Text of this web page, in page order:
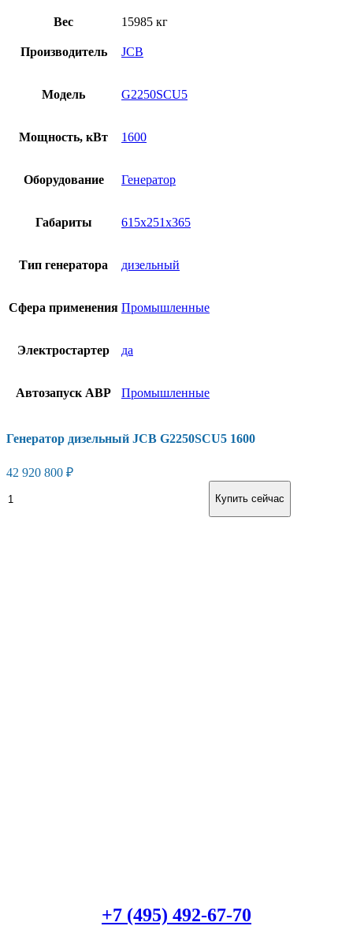
Вес 15985 кг
Производитель JCB
Модель G2250SCU5
Мощность, кВт 1600
Оборудование Генератор
Габариты 615х251х365
Тип генератора дизельный
Сфера применения Промышленные
Электростартер да
Автозапуск АВР Промышленные
Генератор дизельный JCB G2250SCU5 1600
42 920 800 ₽
Генератор
Купить сейчас
+7 (495) 492-67-70